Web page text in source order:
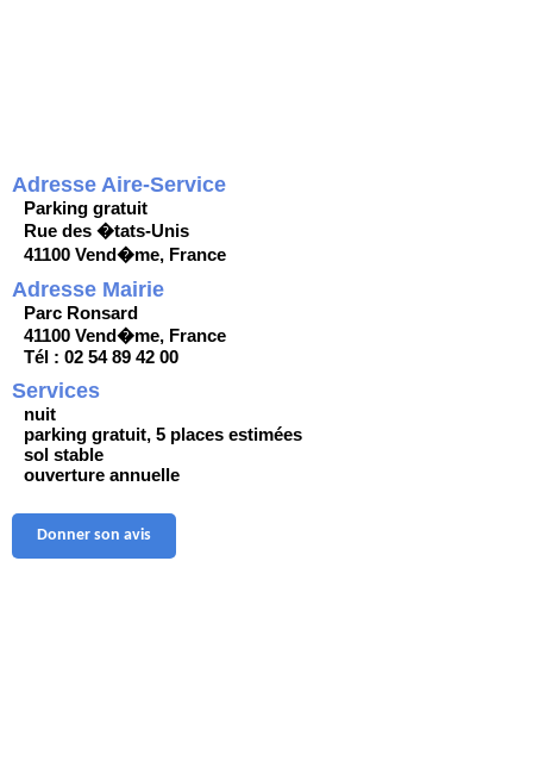
Adresse Aire-Service
Parking gratuit
Rue des �tats-Unis
41100 Vend�me, France
Adresse Mairie
Parc Ronsard
41100 Vend�me, France
Tél : 02 54 89 42 00
Services
nuit
parking gratuit, 5 places estimées
sol stable
ouverture annuelle
Donner son avis